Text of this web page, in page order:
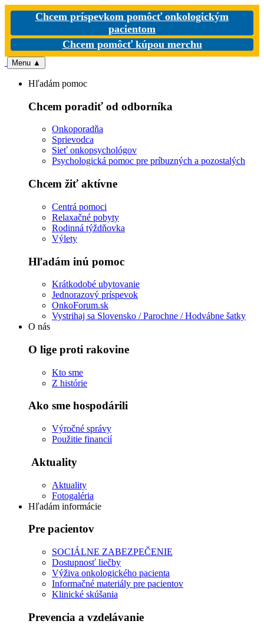
Chcem príspevkom pomôcť onkologickým
pacientom
Chcem pomôcť kúpou merchu
Menu ▲
Hľadám pomoc
Chcem poradiť od odborníka
Onkoporadňa
Sprievodca
Sieť onkopsychológov
Psychologická pomoc pre príbuzných a pozostalých
Chcem žiť aktívne
Centrá pomoci
Relaxačné pobyty
Rodinná týždňovka
Výlety
Hľadám inú pomoc
Krátkodobé ubytovanie
Jednorazový príspevok
OnkoForum.sk
Vystrihaj sa Slovensko / Parochne / Hodvábne šatky
O nás
O lige proti rakovine
Kto sme
Z histórie
Ako sme hospodárili
Výročné správy
Použitie financií
Aktuality
Aktuality
Fotogaléria
Hľadám informácie
Pre pacientov
SOCIÁLNE ZABEZPEČENIE
Dostupnosť liečby
Výživa onkologického pacienta
Informačné materiály pre pacientov
Klinické skúšania
Prevencia a vzdelávanie